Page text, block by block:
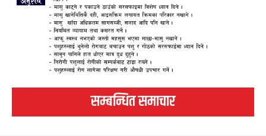
सम्बन्धित समाचार